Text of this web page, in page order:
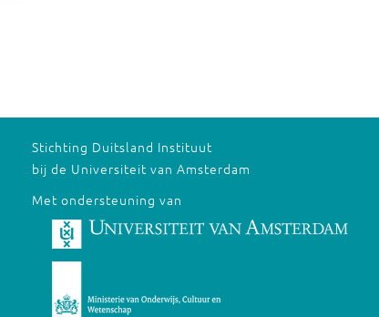
Stichting Duitsland Instituut
bij de Universiteit van Amsterdam
Met ondersteuning van